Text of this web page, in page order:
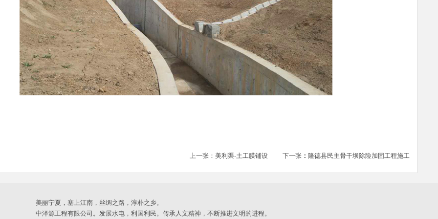
上一张： 美利渠-土工膜铺设 下一张 ： 隆德县民主骨干坝除险加固工程施工
美丽宁夏，塞上江南，丝绸之路，淳朴之乡。
中泽源工程有限公司。发展水电，利国利民。传承人文精神，不断推进文明的进程。